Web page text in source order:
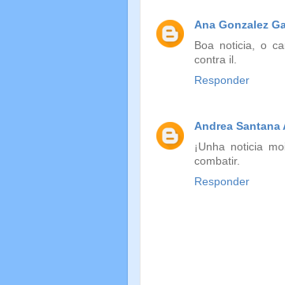
Ana Gonzalez
Boa noticia, o
contra il.
Responder
Andrea Santana
¡Unha noticia
combatir.
Responder